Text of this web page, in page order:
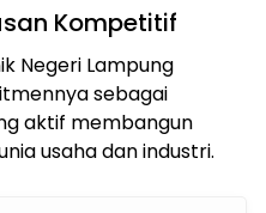
Kompetitif
Negeri Lampung
sebagai
aktif membangun
usaha dan industri.